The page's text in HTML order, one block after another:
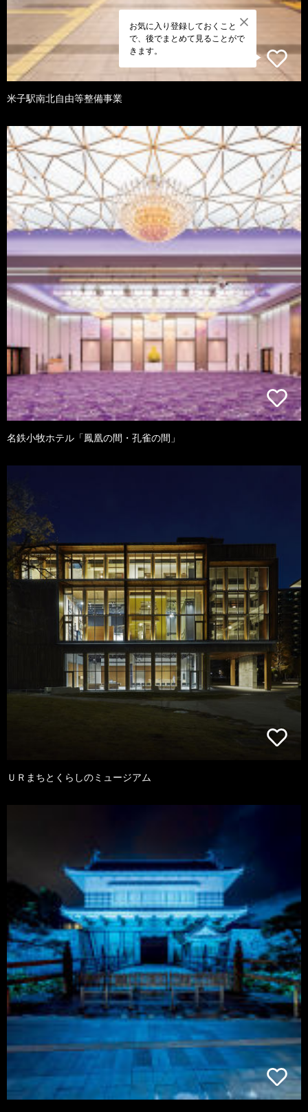
お気に入り登録しておくこと
で、後でまとめて見ることがで
きます。
米子駅南北自由等整備事業
名鉄小牧ホテル「鳳凰の間・孔雀の間」
ＵＲまちとくらしのミュージアム